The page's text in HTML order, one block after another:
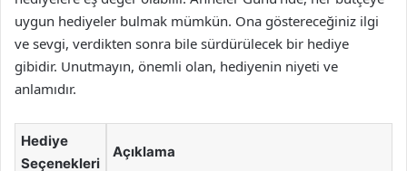
uygun hediyeler bulmak mümkün. Ona göstereceğiniz ilgi
ve sevgi, verdikten sonra bile sürdürülecek bir hediye
gibidir. Unutmayın, önemli olan, hediyenin niyeti ve
anlamıdır.
Hediye
Seçenekleri
Açıklama